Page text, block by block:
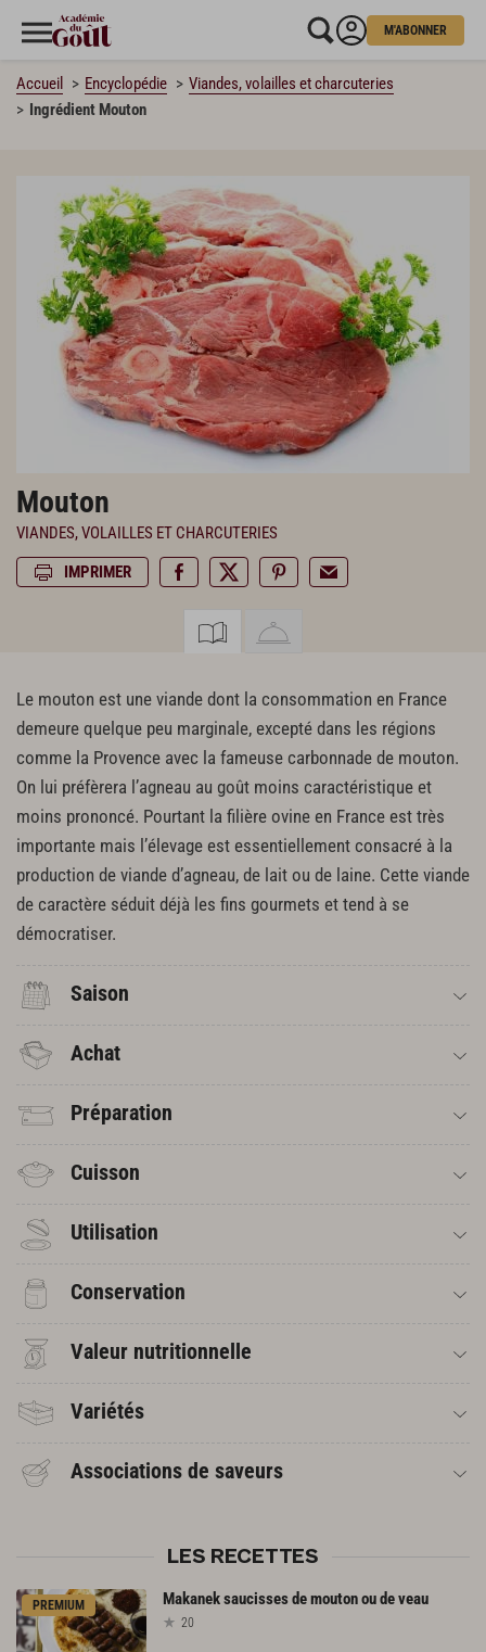
M'ABONNER
Accueil Encyclopédie
Viandes, volailles et charcuteries
Ingrédient Mouton
Mouton
VIANDES, VOLAILLES ET CHARCUTERIES
IMPRIMER
Le mouton est une viande dont la consommation en France
demeure quelque peu marginale, excepté dans les régions
comme la Provence avec la fameuse carbonnade de mouton.
On lui préfèrera l’agneau au goût moins caractéristique et
moins prononcé. Pourtant la filière ovine en France est très
importante mais l’élevage est essentiellement consacré à la
production de viande d’agneau, de lait ou de laine. Cette viande
de caractère séduit déjà les fins gourmets et tend à se
démocratiser.
Saison
Achat
Préparation
Cuisson
Utilisation
Conservation
Valeur nutritionnelle
Variétés
Associations de saveurs
LES RECETTES
PREMIUM Makaneksaucissesdemoutonoudeveau
20